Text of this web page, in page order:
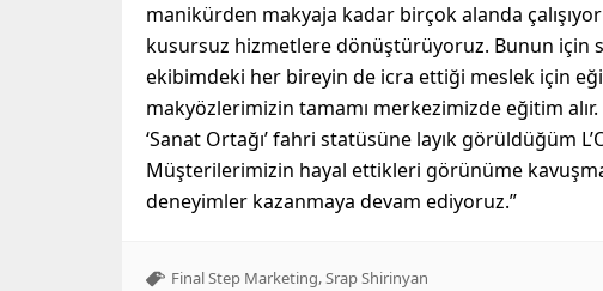
manikürden makyaja kadar birçok alanda
kusursuz hizmetlere dönüştürüyoruz. Bunun için
ekibimdeki her bireyin de icra ettiği meslek için
makyözlerimizin tamamı merkezimizde eğitim alır.
‘Sanat Ortağı’ fahri statüsüne layık görüldüğüm
Müşterilerimizin hayal ettikleri görünüme
deneyimler kazanmaya devam ediyoruz.”
Final Step Marketing,Srap Shirinyan